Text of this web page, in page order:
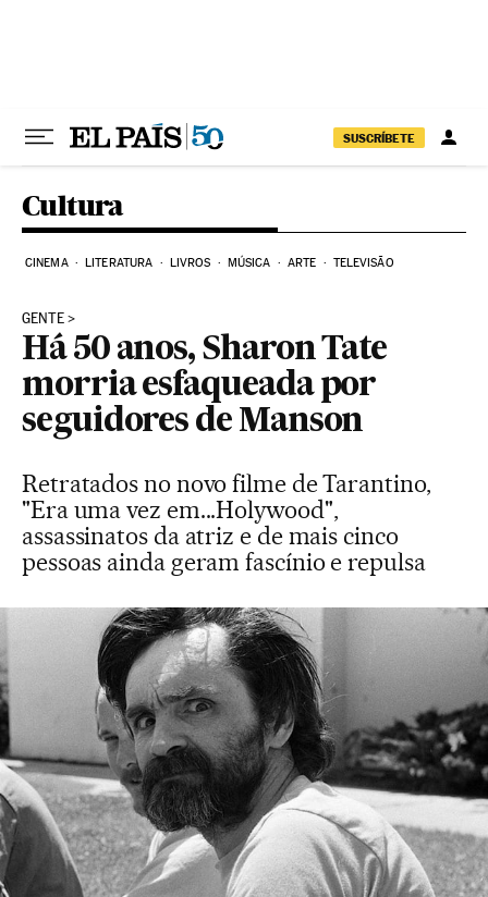
SUSCRÍBETE
Cultura
CINEMA LITERATURA LIVROS MÚSICA ARTE TELEVISÃO
GENTE
Há 50 anos, Sharon Tate
morria esfaqueada por
seguidores de Manson
Retratados no novo filme de Tarantino,
"Era uma vez em...Holywood",
assassinatos da atriz e de mais cinco
pessoas ainda geram fascínio e repulsa